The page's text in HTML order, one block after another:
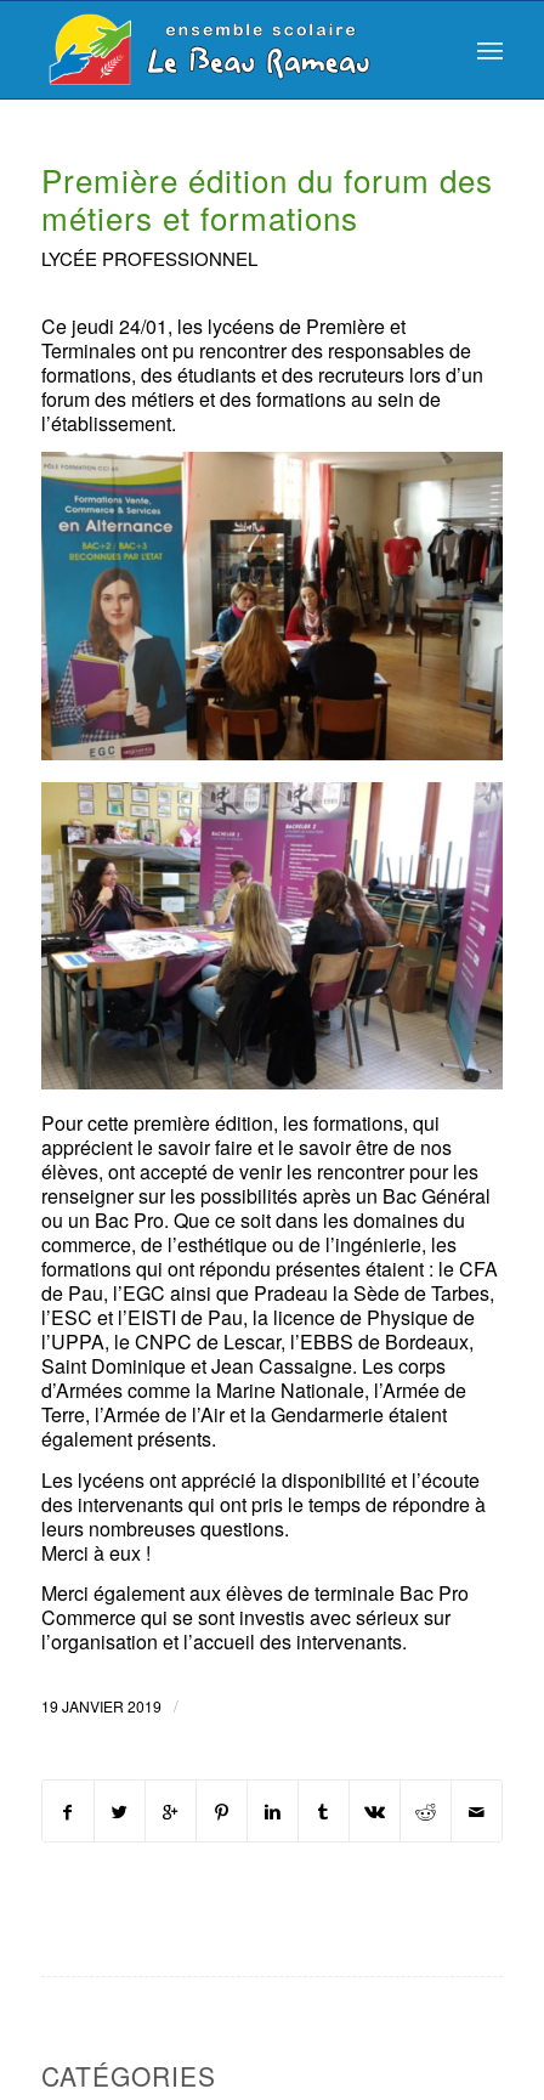
Première édition du forum des
métiers et formations
LYCÉE PROFESSIONNEL
Ce jeudi 24/01, les lycéens de Première et
Terminales ont pu rencontrer des responsables de
formations, des étudiants et des recruteurs lors d’un
forum des métiers et des formations au sein de
l’établissement.
Pour cette première édition, les formations, qui
apprécient le savoir faire et le savoir être de nos
élèves, ont accepté de venir les rencontrer pour les
renseigner sur les possibilités après un Bac Général
ou un Bac Pro. Que ce soit dans les domaines du
commerce, de l’esthétique ou de l’ingénierie, les
formations qui ont répondu présentes étaient : le CFA
de Pau, l’EGC ainsi que Pradeau la Sède de Tarbes,
l’ESC et l’EISTI de Pau, la licence de Physique de
l’UPPA, le CNPC de Lescar, l’EBBS de Bordeaux,
Saint Dominique et Jean Cassaigne. Les corps
d’Armées comme la Marine Nationale, l’Armée de
Terre, l’Armée de l’Air et la Gendarmerie étaient
également présents.
Les lycéens ont apprécié la disponibilité et l’écoute
des intervenants qui ont pris le temps de répondre à
leurs nombreuses questions.
Merci à eux !
Merci également aux élèves de terminale Bac Pro
Commerce qui se sont investis avec sérieux sur
l’organisation et l’accueil des intervenants.
19 JANVIER 2019 /
CATÉGORIES